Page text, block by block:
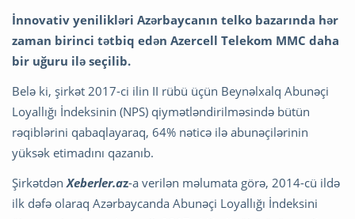
İnnovativ yenilikləri Azərbaycanın telko bazarında hər
zaman birinci tətbiq edən Azercell Telekom MMC daha
bir uğuru ilə seçilib.
Belə ki, şirkət 2017-ci ilin II rübü üçün Beynəlxalq Abunəçi
Loyallığı İndeksinin (NPS) qiymətləndirilməsində bütün
rəqiblərini qabaqlayaraq, 64% nəticə ilə abunəçilərinin
yüksək etimadını qazanıb.
Şirkətdən Xeberler.az-a verilən məlumata görə, 2014-cü ildə
ilk dəfə olaraq Azərbaycanda Abunəçi Loyallığı İndeksini